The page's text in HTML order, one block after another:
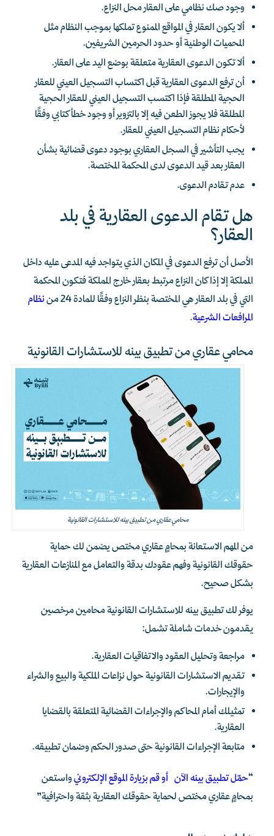
وجود صك نظامي على العقار محل النزاع.
ألا يكون العقار في المواقع الممنوع تملكها بموجب النظام مثل
المحميات الوطنية أو حدود الحرمين الشريفين.
ألا تكون الدعوى العقارية متعلقة بوضع اليد على العقار.
أن ترفع الدعوى العقارية قبل اكتساب التسجيل العيني للعقار
الحجية المطلقة فإذا اكتسب التسجيل العيني للعقار الحجية
المطلقة فلا يجوز الطعن فيه إلا بالتزوير أو وجود خطأ كتابي وفقًا
لأحكام نظام التسجيل العيني للعقار.
يجب التأشير في السجل العقاري بوجود دعوى قضائية بشأن
العقار بعد قيد الدعوى لدى المحكمة المختصة.
عدم تقادم الدعوى.
هل تقام الدعوى العقارية في بلد
العقار؟
الأصل أن ترفع الدعوى في المكان الذي يتواجد فيه المدعى عليه داخل
المملكة إلا إذا كان النزاع مرتبط بعقار خارج المملكة فتكون المحكمة
التي في بلد العقار هي المختصة بنظر النزاع وفقًا للمادة 24 من
نظام
المرافعات الشرعية.
محامي عقاري من تطبيق بينه للاستشارات القانونية
محامي عقاري من تطبيق بينه للاستشارات القانونية
من المهم الاستعانة بمحامٍ عقاري مختص يضمن لك حماية
حقوقك القانونية وفهم عقودك بدقة والتعامل مع المنازعات العقارية
بشكل صحيح.
يوفر لك تطبيق بينه للاستشارات القانونية محامين مرخصين
يقدمون خدمات شاملة تشمل:
مراجعة وتحليل العقود والاتفاقيات العقارية.
تقديم الاستشارات القانونية حول نزاعات الملكية والبيع والشراء
والإيجارات.
تمثيلك أمام المحاكم والإجراءات القضائية المتعلقة بالقضايا
العقارية.
متابعة الإجراءات القانونية حتى صدور الحكم وضمان تطبيقه.
“حمّل تطبيق بينه الآن أو قم بزيارة الموقع الإلكترونيواستعن
بمحامٍ عقاري مختص لحماية حقوقك العقارية بثقة واحترافية”